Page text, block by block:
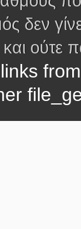
δεν
ούτε